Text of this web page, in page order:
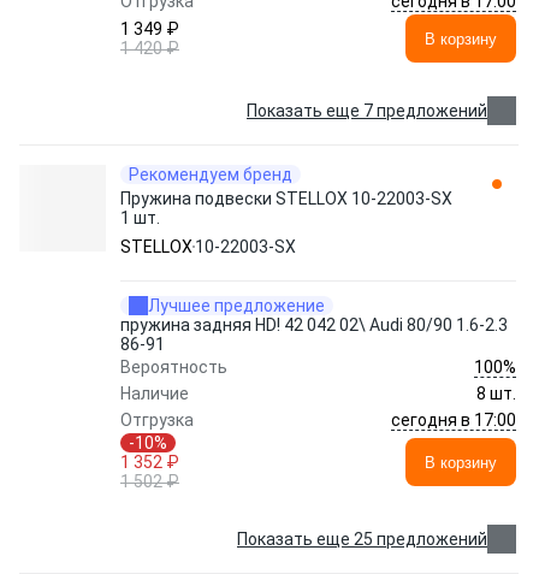
1 349 ₽
1 420 ₽
В корзину
Показать еще 7 предложений
Рекомендуем бренд
Пружина подвески STELLOX 10-22003-SX
1 шт.
STELLOX 10-22003-SX
Лучшее предложение
пружина задняя HD! 42 042 02\ Audi 80/90 1.6-2.3
86-91
Вероятность
100%
Наличие
8 шт.
Отгрузка
сегодня в 17:00
-10%
1 352 ₽
1 502 ₽
В корзину
Показать еще 25 предложений